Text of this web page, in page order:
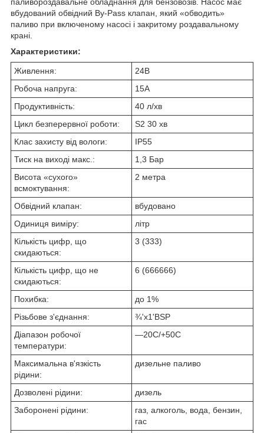
вбудований обвідний By-Pass клапан, який «обводить»
паливо при включеному насосі і закритому роздавальному
крані.
Характеристики:
Живлення:
24В
Робоча напруга:
15А
Продуктивність:
40 л/хв
Цикл безперервної роботи:
S2 30 хв
Клас захисту від вологи:
IP55
Тиск на виході макс.:
1,3 Бар
Висота «сухого»
всмоктування:
2 метра
Обвідний клапан:
вбудовано
Одиниця виміру:
літр
Кількість цифр, що
скидаються:
3 (333)
Кількість цифр, що не
скидаються:
6 (666666)
Похибка:
до 1%
Різьбове з'єднання:
¾'х1'BSP
Діапазон робочої
температури:
—20C/+50С
Максимальна в'язкість
рідини:
дизельне паливо
Дозволені рідини:
дизель
Заборонені рідини:
газ, алкоголь, вода, бензин,
гас